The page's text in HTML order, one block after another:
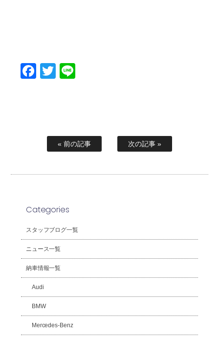
Facebook
Twitter
« 前の記事 次の記事 »
Categories
スタッフブログ一覧
ニュース一覧
納車情報一覧
Audi
BMW
Mercedes-Benz